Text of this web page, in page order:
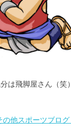
は飛脚屋さん（笑）